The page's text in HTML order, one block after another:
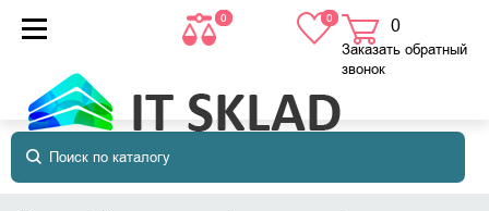
0 0 0
в корзине
Заказать обратный
звонок